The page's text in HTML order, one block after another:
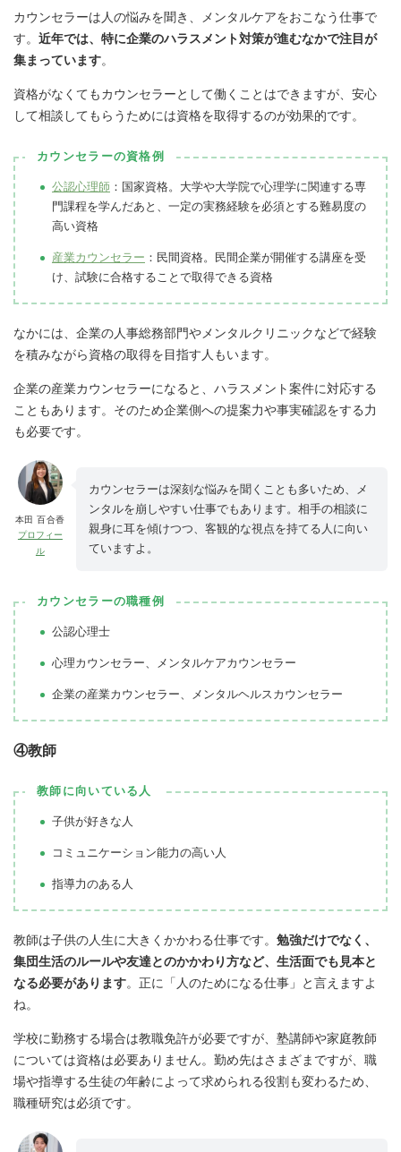
カウンセラーは人の悩みを聞き、メンタルケアをおこなう仕事で
す。 近年では、特に企業のハラスメント対策が進むなかで注目が
集まっています。
資格がなくてもカウンセラーとして働くことはできますが、安心
して相談してもらうためには資格を取得するのが効果的です。
カウンセラーの資格例
公認心理師 ：国家資格。大学や大学院で心理学に関連する専
門課程を学んだあと、一定の実務経験を必須とする難易度の
高い資格
産業カウンセラー ：民間資格。民間企業が開催する講座を受
け、試験に合格することで取得できる資格
なかには、企業の人事総務部門やメンタルクリニックなどで経験
を積みながら資格の取得を目指す人もいます。
企業の産業カウンセラーになると、ハラスメント案件に対応する
こともあります。そのため企業側への提案力や事実確認をする力
も必要です。
本田 百合香
プロフィー
ル
カウンセラーは深刻な悩みを聞くことも多いため、メ
ンタルを崩しやすい仕事でもあります。相手の相談に
親身に耳を傾けつつ、客観的な視点を持てる人に向い
ていますよ。
カウンセラーの職種例
公認心理士
心理カウンセラー、メンタルケアカウンセラー
企業の産業カウンセラー、メンタルヘルスカウンセラー
④教師
教師に向いている人
子供が好きな人
コミュニケーション能力の高い人
指導力のある人
教師は子供の人生に大きくかかわる仕事です。 勉強だけでなく、
集団生活のルールや友達とのかかわり方など、生活面でも見本と
なる必要があります。正に「人のためになる仕事」と言えますよ
ね。
学校に勤務する場合は教職免許が必要ですが、塾講師や家庭教師
については資格は必要ありません。勤め先はさまざまですが、職
場や指導する生徒の年齢によって求められる役割も変わるため、
職種研究は必須です。